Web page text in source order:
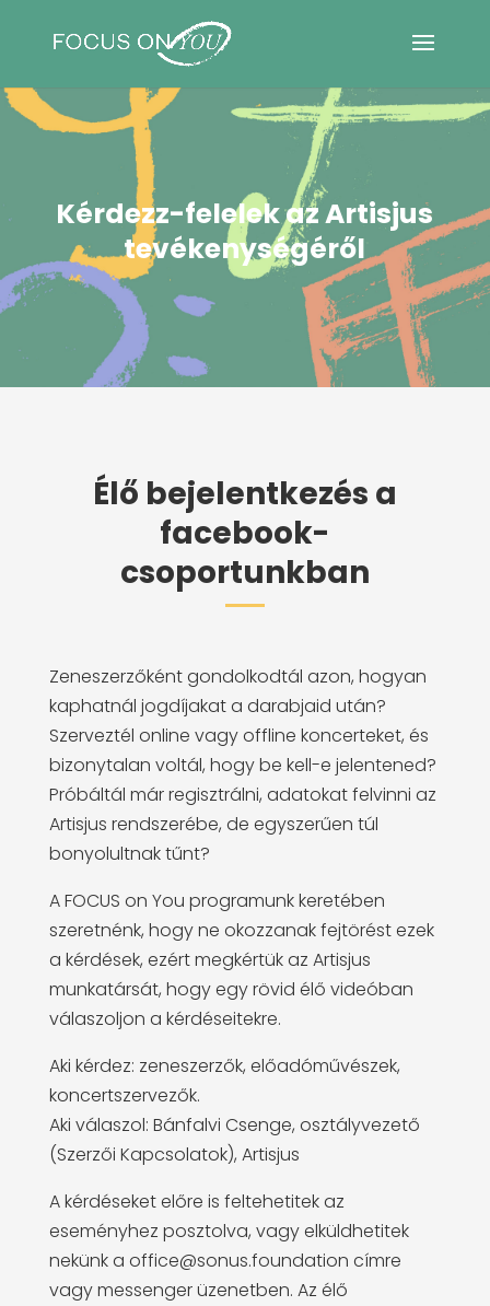
Kérdezz-felelek az Artisjus
tevékenységéről
Élő bejelentkezés a
facebook-
csoportunkban
Zeneszerzőként gondolkodtál azon, hogyan
kaphatnál jogdíjakat a darabjaid után?
Szerveztél online vagy offline koncerteket, és
bizonytalan voltál, hogy be kell-e jelentened?
Próbáltál már regisztrálni, adatokat felvinni az
Artisjus rendszerébe, de egyszerűen túl
bonyolultnak tűnt?
A FOCUS on You programunk keretében
szeretnénk, hogy ne okozzanak fejtörést ezek
a kérdések, ezért megkértük az Artisjus
munkatársát, hogy egy rövid élő videóban
válaszoljon a kérdéseitekre.
Aki kérdez: zeneszerzők, előadóművészek,
koncertszervezők.
Aki válaszol: Bánfalvi Csenge, osztályvezető
(Szerzői Kapcsolatok), Artisjus
A kérdéseket előre is feltehetitek az
eseményhez posztolva, vagy elküldhetitek
nekünk a office@sonus.foundation címre
vagy messenger üzenetben. Az élő